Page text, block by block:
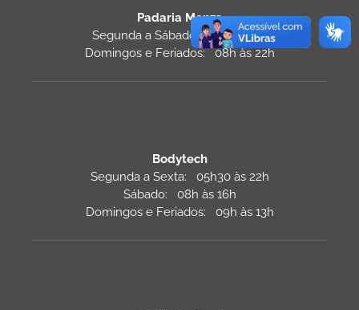
Padaria Monza
Segunda a Sábado: 07h às 22h
Domingos e Feriados: 08h às 22h
Bodytech
Segunda a Sexta: 05h30 às 22h
Sábado: 08h às 16h
Domingos e Feriados: 09h às 13h